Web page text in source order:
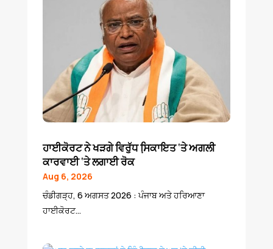
ਹਾਈਕੋਰਟ ਨੇ ਖੜਗੇ ਵਿਰੁੱਧ ਸਿ਼ਕਾਇਤ ‘ਤੇ ਅਗਲੀ
ਕਾਰਵਾਈ ‘ਤੇ ਲਗਾਈ ਰੋਕ
Aug 6, 2026
ਚੰਡੀਗੜ੍ਹ, 6 ਅਗਸਤ 2026 : ਪੰਜਾਬ ਅਤੇ ਹਰਿਆਣਾ
ਹਾਈਕੋਰਟ...